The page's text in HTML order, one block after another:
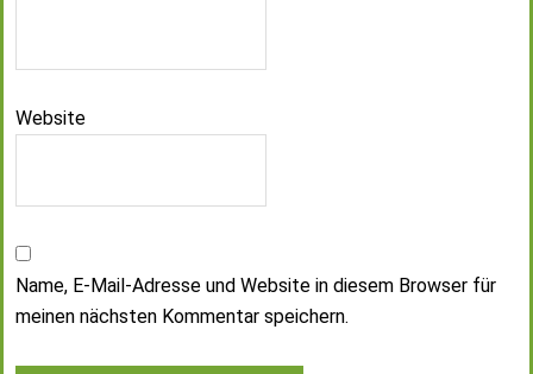
Website
Name, E-Mail-Adresse und Website in diesem Browser für
meinen nächsten Kommentar speichern.